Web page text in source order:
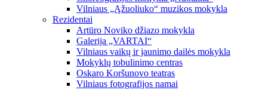
Vilniaus „Ąžuoliuko“ muzikos mokykla
Rezidentai
Artūro Noviko džiazo mokykla
Galerija „VARTAI“
Vilniaus vaikų ir jaunimo dailės mokykla
Mokyklų tobulinimo centras
Oskaro Koršunovo teatras
Vilniaus fotografijos namai